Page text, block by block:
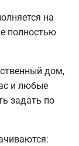
на
полностью
дом,
и любые
задать по